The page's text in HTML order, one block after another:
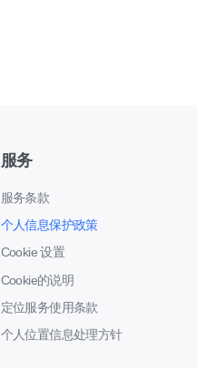
服务
服务条款
个人信息保护政策
Cookie 设置
Cookie的说明
定位服务使用条款
个人位置信息处理方针